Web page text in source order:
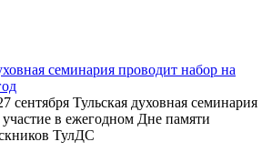
семинария проводит набор на
сентября Тульская духовная семинария
в ежегодном Дне памяти
ТулДС